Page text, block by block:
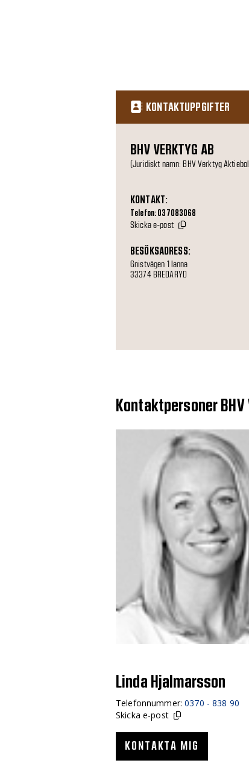
KONTAKTUPPGIFTER
BHV VERKTYG AB
(Juridiskt namn: BHV Verktyg
KONTAKT:
Telefon: 037083068
Skicka e-post
BESÖKSADRESS:
Gnistvägen 1 lanna
33374 BREDARYD
Kontaktpersoner
Linda Hjalmarsson
Telefonnummer:0370 - 838 90
Skicka e-post
KONTAKTA MIG